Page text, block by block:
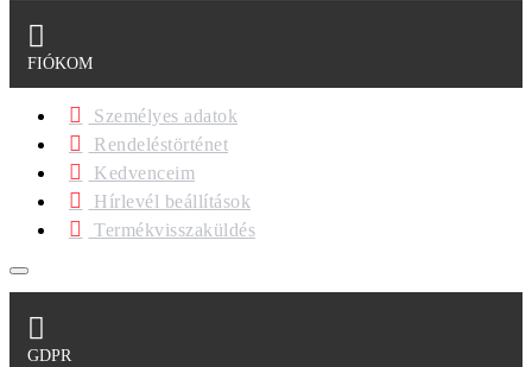
FIÓKOM
Személyes adatok
Rendeléstörténet
Kedvenceim
Hírlevél beállítások
Termékvisszaküldés
GDPR